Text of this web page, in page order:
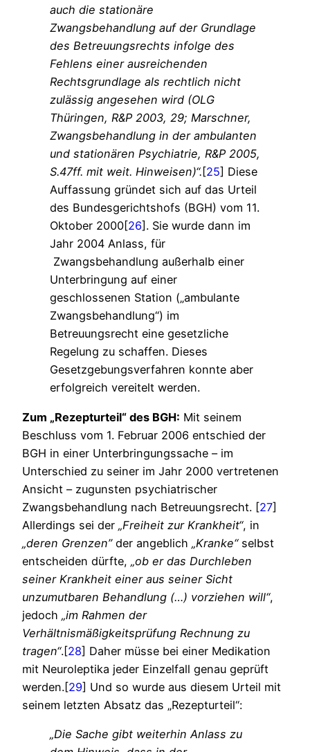
auch die stationäre
Zwangsbehandlung auf der Grundlage
des Betreuungsrechts infolge des
Fehlens einer ausreichenden
Rechtsgrundlage als rechtlich nicht
zulässig angesehen wird (OLG
Thüringen, R&P 2003, 29; Marschner,
Zwangsbehandlung in der ambulanten
und stationären Psychiatrie, R&P 2005,
S.47ff. mit weit. Hinweisen)“. [25] Diese
Auffassung gründet sich auf das Urteil
des Bundesgerichtshofs (BGH) vom 11.
Oktober 2000[26]. Sie wurde dann im
Jahr 2004 Anlass, für
Zwangsbehandlung außerhalb einer
Unterbringung auf einer
geschlossenen Station („ambulante
Zwangsbehandlung“) im
Betreuungsrecht eine gesetzliche
Regelung zu schaffen. Dieses
Gesetzgebungsverfahren konnte aber
erfolgreich vereitelt werden.
Zum „Rezepturteil“ des BGH: Mit seinem
Beschluss vom 1. Februar 2006 entschied der
BGH in einer Unterbringungssache – im
Unterschied zu seiner im Jahr 2000 vertretenen
Ansicht – zugunsten psychiatrischer
Zwangsbehandlung nach Betreuungsrecht. [27]
Allerdings sei der „Freiheit zur Krankheit“, in
„deren Grenzen” der angeblich „Kranke“selbst
entscheiden dürfte, „ob er das Durchleben
seiner Krankheit einer aus seiner Sicht
unzumutbaren Behandlung (…) vorziehen will“,
jedoch „im Rahmen der
Verhältnismäßigkeitsprüfung Rechnung zu
tragen“.[28] Daher müsse bei einer Medikation
mit Neuroleptika jeder Einzelfall genau geprüft
werden.[29] Und so wurde aus diesem Urteil mit
seinem letzten Absatz das „Rezepturteil“:
„Die Sache gibt weiterhin Anlass zu